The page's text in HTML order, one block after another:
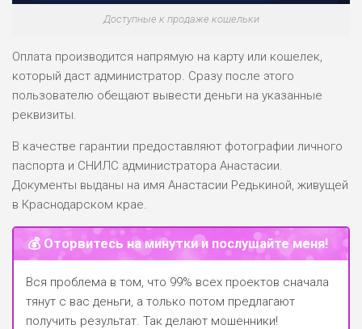
Доступные к продаже кошельки
Оплата производится напрямую на карту или кошелек,
который даст администратор. Сразу после этого
пользователю обещают вывести деньги на указанные
реквизиты.
В качестве гарантии предоставляют фотографии личного
паспорта и СНИЛС администратора Анастасии.
Документы выданы на имя Анастасии Редькиной, живущей
в Краснодарском крае.
💰 Оторвитесь на минутки и послушайте меня!
Вся проблема в том, что 99% всех проектов сначала
тянут с вас деньги, а только потом предлагают
получить результат. Так делают мошенники!